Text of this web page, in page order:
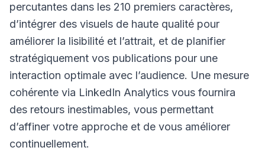
percutantes dans les 210 premiers caractères,
d’intégrer des visuels de haute qualité pour
améliorer la lisibilité et l’attrait, et de planifier
stratégiquement vos publications pour une
interaction optimale avec l’audience. Une mesure
cohérente via LinkedIn Analytics vous fournira
des retours inestimables, vous permettant
d’affiner votre approche et de vous améliorer
continuellement.